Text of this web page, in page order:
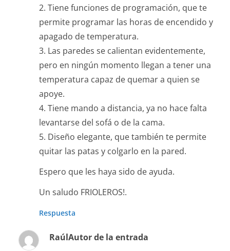
2. Tiene funciones de programación, que te
permite programar las horas de encendido y
apagado de temperatura.
3. Las paredes se calientan evidentemente,
pero en ningún momento llegan a tener una
temperatura capaz de quemar a quien se
apoye.
4. Tiene mando a distancia, ya no hace falta
levantarse del sofá o de la cama.
5. Diseño elegante, que también te permite
quitar las patas y colgarlo en la pared.
Espero que les haya sido de ayuda.
Un saludo FRIOLEROS!.
Respuesta
RaúlAutor de la entrada